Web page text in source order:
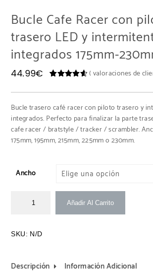
Bucle Cafe Racer con
trasero LED y
integrados 175mm-
44.99€
con4.67
base a
valoraciones
de
clientes
( valoraciones de
Bucle trasero café racer con piloto trasero y
integrados. Perfecto para finalizar la parte
cafe racer / bratstyle / tracker / scrambler.
175mm, 195mm, 215mm, 225mm o 230mm.
Ancho
Añadir Al Carrito
SKU: N/D
Descripción
Información Adicional